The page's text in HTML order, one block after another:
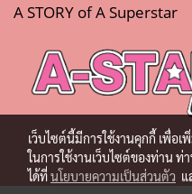
A STORY of A Superstar
เว็บไซต์นี้มีการใช้งานคุกกี้ เพื่
ในการใช้งานเว็บไซต์ของท่าน ท่
ได้ที่นโยบายความเป็นส่วนตัว แ